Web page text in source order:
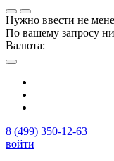
Нужно ввести не
По вашему запросу
Валюта:
8 (499) 350-12-63
войти